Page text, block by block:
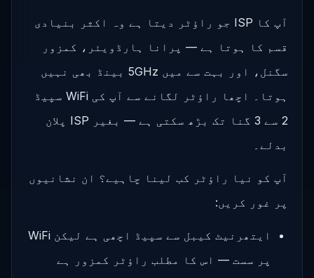
آپ کا ISP جو راؤٹر دیتا ہے وہ اکثر بنیادی
قسم کا ہوتا ہے — پرانا ہارڈویئر، کمزور
سگنل، اور بہت سے میں 5GHz بینڈ بھی نہیں
ہوتا۔ اچھا راؤٹر لگانے سے آپ کی WiFi سپیڈ
2 سے 3 گنا تک بڑھ سکتی ہے — بغیر ISP پلان
بدلے۔
آپ کو نیا راؤٹر کب لینا چاہیے؟ ان نشانیوں
پر غور کریں:
ایتھرنیٹ کیبل سے سپیڈ اچھی ہے لیکن WiFi
پر سست — اس کا مطلب راؤٹر کمزور ہے